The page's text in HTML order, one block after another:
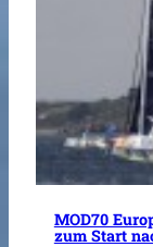
MOD70
zum Start